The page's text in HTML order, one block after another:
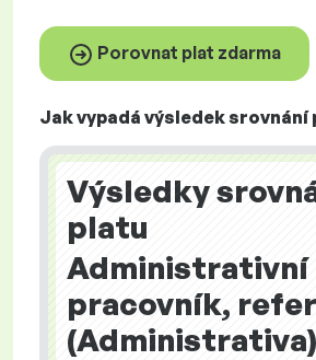
Porovnat plat zdarma
Jak vypadá výsledek srovnání
Výsledky
platu
Administrativní
pracovník,
(Administrativa)